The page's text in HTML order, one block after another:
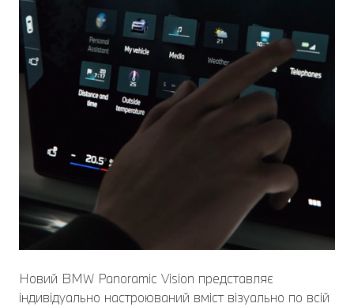
Новий BMW Panoramic Vision представляє
індивідуально настроюваний вміст візуально по всій